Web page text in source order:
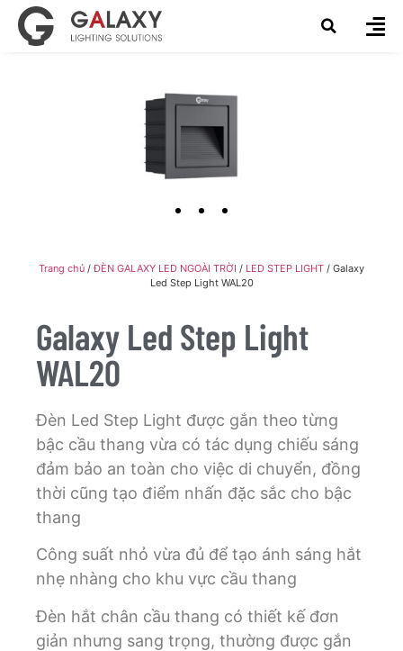
Trang chủ /ĐÈN GALAXY LED NGOÀI TRỜI / LED STEP LIGHT / Galaxy
Led Step Light WAL20
Galaxy Led Step Light
WAL20
Đèn Led Step Light được gắn theo từng
bậc cầu thang vừa có tác dụng chiếu sáng
đảm bảo an toàn cho việc di chuyển, đồng
thời cũng tạo điểm nhấn đặc sắc cho bậc
thang
Công suất nhỏ vừa đủ để tạo ánh sáng hắt
nhẹ nhàng cho khu vực cầu thang
Đèn hắt chân cầu thang có thiết kế đơn
giản nhưng sang trọng, thường được gắn